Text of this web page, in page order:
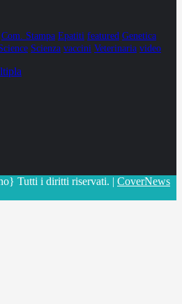
Com. Stampa Epatiti featured Genetica
Scienza vaccini Veterinaria video
Tutti i diritti riservati. | CoverNews